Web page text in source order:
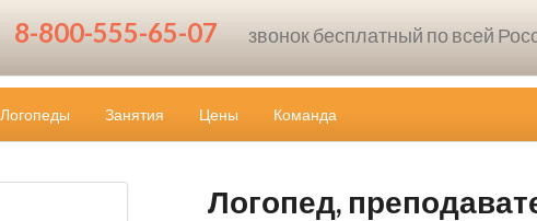
8-800-555-65-07 звонок бесплатный по всей
Логопеды Занятия Цены Команда
Логопед,